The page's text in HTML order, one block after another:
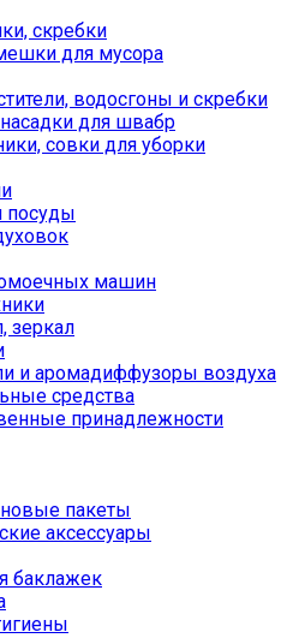
скребки
для мусора
водосгоны и скребки
для швабр
совки для уборки
посуды
машин
зеркал
и аромадиффузоры воздуха
средства
принадлежности
пакеты
аксессуары
баклажек